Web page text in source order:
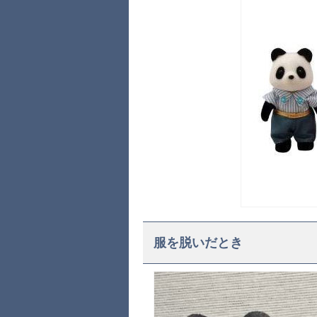
服を脱いだとき